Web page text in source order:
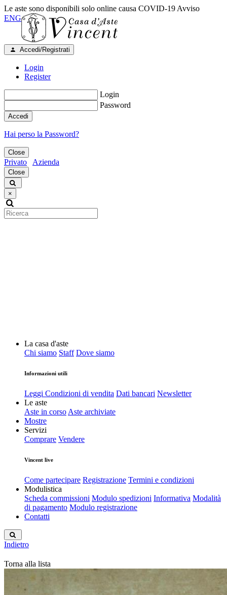
Le aste sono disponibili solo online causa COVID-19 Avviso
ENG
Accedi/Registrati
Login
Register
Login
Password
Accedi
Hai perso la Password?
Close
Privato Azienda
Close
×
La casa d'aste
Chi siamo Staff Dove siamo
Informazioni utili
Leggi Condizioni di vendita Dati bancari Newsletter
Le aste
Aste in corso Aste archiviate
Mostre
Servizi
Comprare Vendere
Vincent live
Come partecipare Registrazione Termini e condizioni
Modulistica
Scheda commissioni Modulo spedizioni Informativa Modalità
di pagamento Modulo registrazione
Contatti
Indietro
Torna alla lista